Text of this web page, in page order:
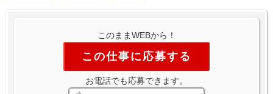
このままWEBから！
この仕事に応募する
お電話でも応募できます。